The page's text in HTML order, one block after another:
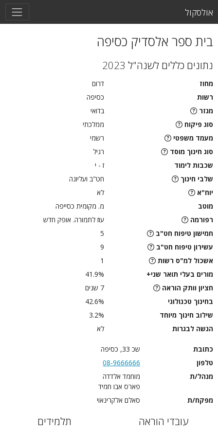
אולסקול
בית ספר אלסדיק כסיפה
נתונים כללים לשנה"ל 2023
מחוז
דרום
רשות
כסיפה
מגזר
בדואי
סוג פיקוח
ממלכתי
מעמד משפטי
רשמי
סוג חינוך מוסד
רגיל
שכבות לימוד
ז - י
שלבי חינוך
חט"ב ועליונה
יוח"א
לא
מוטב
מ. מקומית כסייפה
רפורמה
עוז לתמורה. אופק חדש
חמישון טיפוח חט"ב
5
עשירון טיפוח חט"ב
9
אשכול למ"ס רשות
1
מורים בעלי תואר שני+
41.9%
חציון וותק הוראה
7 שנים
בחינוך טכנולוגי
42.6%
שילוב חינוך מיוחד
3.2%
הגשה לבגרות
לא
כתובת
שכ 33, כסיפה
טלפון
08-9666666
מנהל/ת
מוחמד אלדדה
פארס אבו חמיד
מפקח/ת
סאלם אלקרינאוי
עובדי הוראה תלמידים